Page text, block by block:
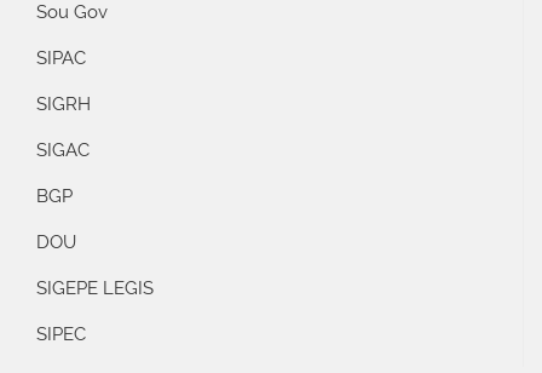
Sou Gov
SIPAC
SIGRH
SIGAC
BGP
DOU
SIGEPE LEGIS
SIPEC